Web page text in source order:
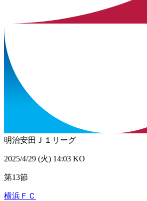
明治安田Ｊ１リーグ
2025/4/29 (火) 14:03 KO
第13節
横浜ＦＣ